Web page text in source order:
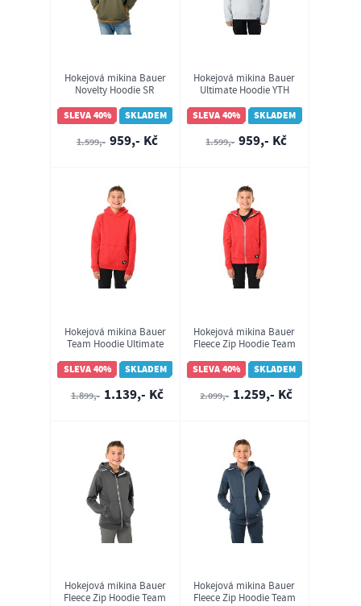
Hokejová mikina Bauer
Novelty Hoodie SR
SLEVA 40%
SKLADEM
1.599,- 959,- Kč
Hokejová mikina Bauer
Ultimate Hoodie YTH
SLEVA 40%
SKLADEM
1.599,- 959,- Kč
Hokejová mikina Bauer
Team Hoodie Ultimate
SLEVA 40%
SKLADEM
1.899,- 1.139,- Kč
Hokejová mikina Bauer
Fleece Zip Hoodie Team
SLEVA 40%
SKLADEM
2.099,- 1.259,- Kč
Hokejová mikina Bauer
Fleece Zip Hoodie Team
Hokejová mikina Bauer
Fleece Zip Hoodie Team